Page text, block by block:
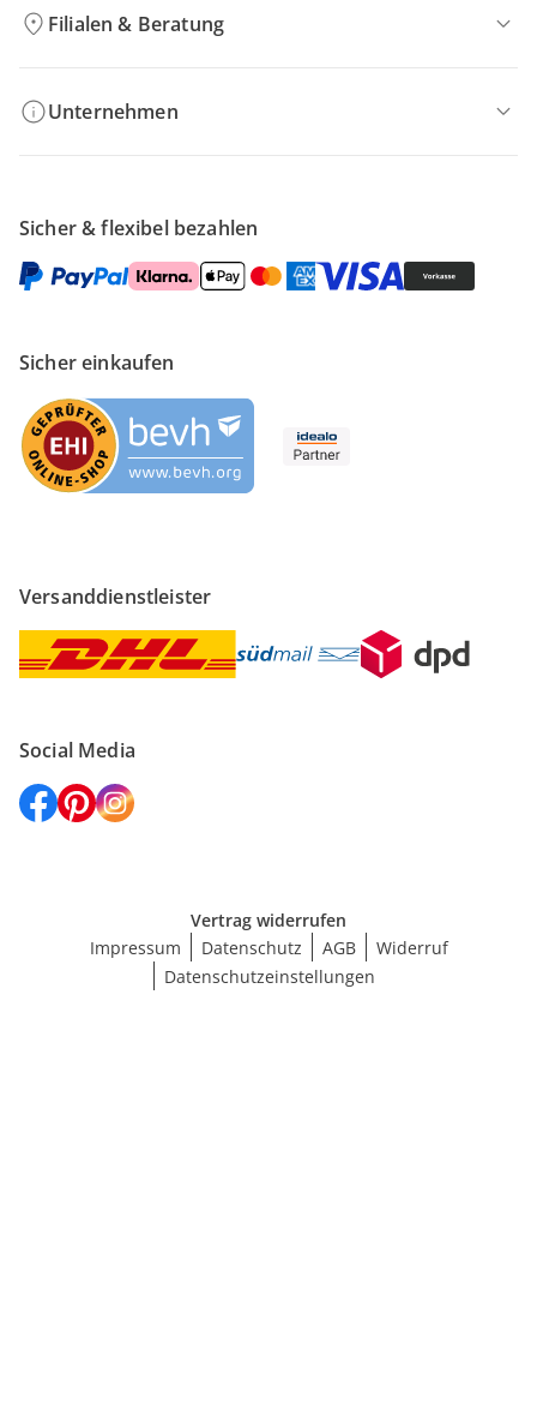
Filialen & Beratung
Unternehmen
Sicher & flexibel bezahlen
Sicher einkaufen
Versanddienstleister
Social Media
Vertrag widerrufen
Impressum
Datenschutz AGB
Widerruf
Datenschutzeinstellungen